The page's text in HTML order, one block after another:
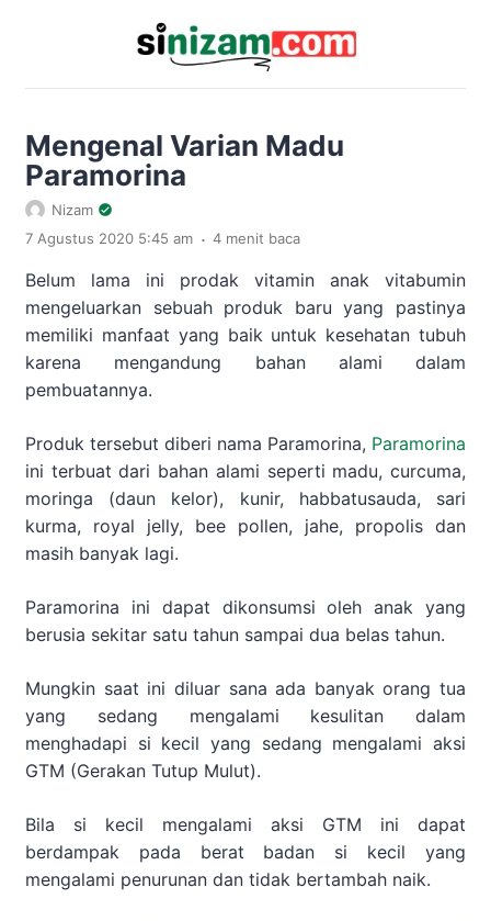
Mengenal Varian Madu
Paramorina
Nizam
7 Agustus 2020 5:45 am . 4 menit baca
Belum lama ini prodak vitamin anak vitabumin
mengeluarkan sebuah produk baru yang pastinya
memiliki manfaat yang baik untuk kesehatan tubuh
karena mengandung bahan alami dalam
pembuatannya.
Produk tersebut diberi nama Paramorina, Paramorina
ini terbuat dari bahan alami seperti madu, curcuma,
moringa (daun kelor), kunir, habbatusauda, sari
kurma, royal jelly, bee pollen, jahe, propolis dan
masih banyak lagi.
Paramorina ini dapat dikonsumsi oleh anak yang
berusia sekitar satu tahun sampai dua belas tahun.
Mungkin saat ini diluar sana ada banyak orang tua
yang sedang mengalami kesulitan dalam
menghadapi si kecil yang sedang mengalami aksi
GTM (Gerakan Tutup Mulut).
Bila si kecil mengalami aksi GTM ini dapat
berdampak pada berat badan si kecil yang
mengalami penurunan dan tidak bertambah naik.